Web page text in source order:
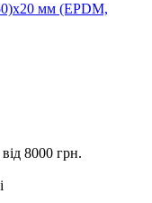
мм (EPDM,
8000 грн.